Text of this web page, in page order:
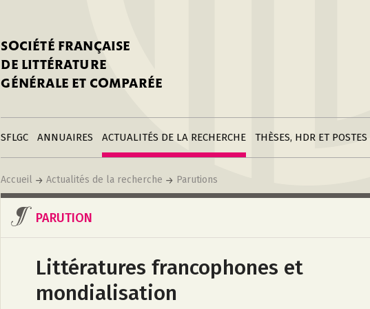
SOCIÉTÉ FRANÇAISE
DE LITTÉRATURE
GÉNÉRALE ET COMPARÉE
SFLGC
Adhérer à la SFLGC
Publier sur ce site
LiensANNUAIRES
Créer une fiche
annuaire
Modifier sa fiche
annuaire
Créer une fiche
institutionACTUALITÉS DE LA RECHERCHE
Divers
Soumettre une
annonce
THÈSES, HDR ET POSTES
Postes
Accueil Actualités de la recherche Parutions
PARUTION
Littératures francophones et
mondialisation